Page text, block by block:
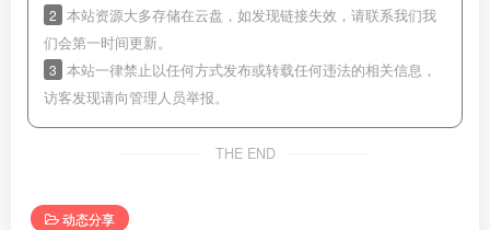
2 本站资源大多存储在云盘，如发现链接失效，请联系我们我
们会第一时间更新。
3 本站一律禁止以任何方式发布或转载任何违法的相关信息，
访客发现请向管理人员举报。
THE END
动态分享